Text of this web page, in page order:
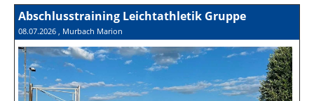
Abschlusstraining Leichtathletik Gruppe
08.07.2026 , Murbach Marion